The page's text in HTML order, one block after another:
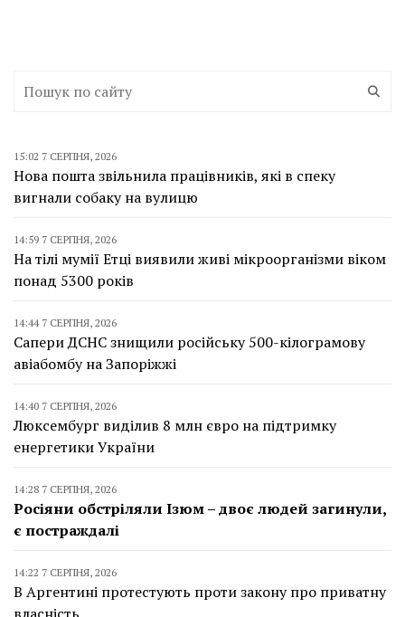
15:02 7 СЕРПНЯ, 2026
Нова пошта звільнила працівників, які в спеку
вигнали собаку на вулицю
14:59 7 СЕРПНЯ, 2026
На тілі мумії Етці виявили живі мікроорганізми віком
понад 5300 років
14:44 7 СЕРПНЯ, 2026
Сапери ДСНС знищили російську 500-кілограмову
авіабомбу на Запоріжжі
14:40 7 СЕРПНЯ, 2026
Люксембург виділив 8 млн євро на підтримку
енергетики України
14:28 7 СЕРПНЯ, 2026
Росіяни обстріляли Ізюм – двоє людей загинули,
є постраждалі
14:22 7 СЕРПНЯ, 2026
В Аргентині протестують проти закону про приватну